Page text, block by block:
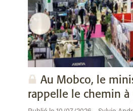
Au Mobco, le
rappelle le chemin à